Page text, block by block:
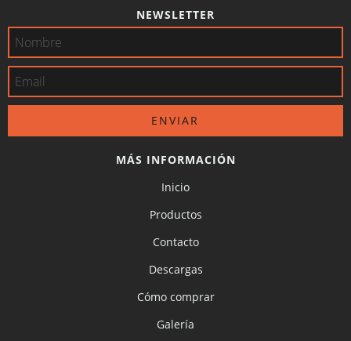
NEWSLETTER
MÁS INFORMACIÓN
Inicio
Productos
Contacto
Descargas
Cómo comprar
Galería